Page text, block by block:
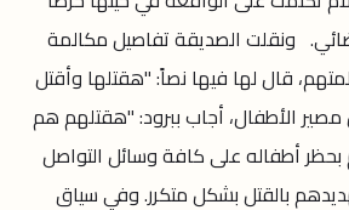
ونقلت الصديقة تفاصيل مكالمة
قال لها فيها نصاً: "هقتلها وأقتل
الأطفال، أجاب ببرود: "هقتلهم هم
بحظر أطفاله على كافة وسائل التواصل
بالقتل بشكل متكرر. وفي سياق